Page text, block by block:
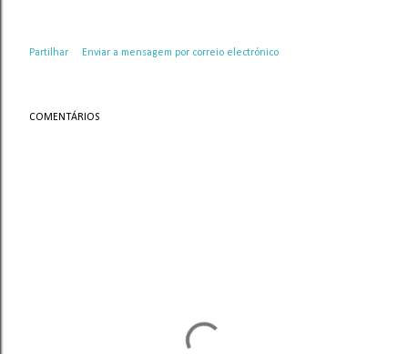
Partilhar Enviar a mensagem por correio electrónico
COMENTÁRIOS